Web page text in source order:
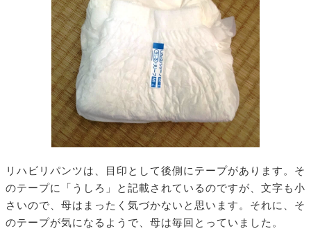
リハビリパンツは、目印として後側にテープがあります。そ
のテープに「うしろ」と記載されているのですが、文字も小
さいので、母はまったく気づかないと思います。それに、そ
のテープが気になるようで、母は毎回とっていました。